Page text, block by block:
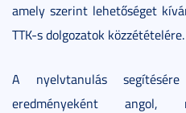
amely szerint lehetőséget
TTK-s dolgozatok közzétételére.
A nyelvtanulás
eredményeként